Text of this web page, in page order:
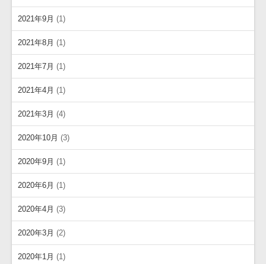
2021年9月 (1)
2021年8月 (1)
2021年7月 (1)
2021年4月 (1)
2021年3月 (4)
2020年10月 (3)
2020年9月 (1)
2020年6月 (1)
2020年4月 (3)
2020年3月 (2)
2020年1月 (1)